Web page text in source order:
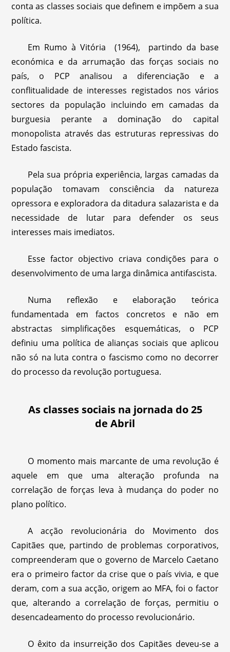
conta as classes sociais que definem e impõem a sua
política.
Em Rumo à Vitória (1964), partindo da base
económica e da arrumação das forças sociais no
país, o PCP analisou a diferenciação e a
conflitualidade de interesses registados nos vários
sectores da população incluindo em camadas da
burguesia perante a dominação do capital
monopolista através das estruturas repressivas do
Estado fascista.
Pela sua própria experiência, largas camadas da
população tomavam consciência da natureza
opressora e exploradora da ditadura salazarista e da
necessidade de lutar para defender os seus
interesses mais imediatos.
Esse factor objectivo criava condições para o
desenvolvimento de uma larga dinâmica antifascista.
Numa reflexão e elaboração teórica
fundamentada em factos concretos e não em
abstractas simplificações esquemáticas, o PCP
definiu uma política de alianças sociais que aplicou
não só na luta contra o fascismo como no decorrer
do processo da revolução portuguesa.
As classes sociais na jornada do 25
de Abril
O momento mais marcante de uma revolução é
aquele em que uma alteração profunda na
correlação de forças leva à mudança do poder no
plano político.
A acção revolucionária do Movimento dos
Capitães que, partindo de problemas corporativos,
compreenderam que o governo de Marcelo Caetano
era o primeiro factor da crise que o país vivia, e que
deram, com a sua acção, origem ao MFA, foi o factor
que, alterando a correlação de forças, permitiu o
desencadeamento do processo revolucionário.
O êxito da insurreição dos Capitães deveu-se a